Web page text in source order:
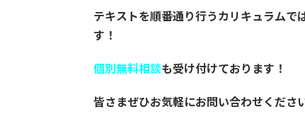
テキストを順番通り行うカリキュラム
す！
個別無料相談も受け付けております！
皆さまぜひお気軽にお問い合わせくださ